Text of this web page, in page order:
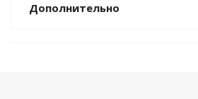
Дополнительно